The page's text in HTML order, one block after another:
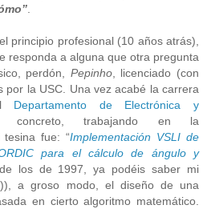
principio profesional (10 años atrás),
responda a alguna que otra pregunta
perdón, Pepinho, licenciado (con
por la USC. Una vez acabé la carrera
Departamento de Electrónica y
trabajando en la
tesina fue: “Implementación VSLI de
para el cálculo de ángulo y
los de 1997, ya podéis saber mi
a groso modo, el diseño de una
en cierto algoritmo matemático.